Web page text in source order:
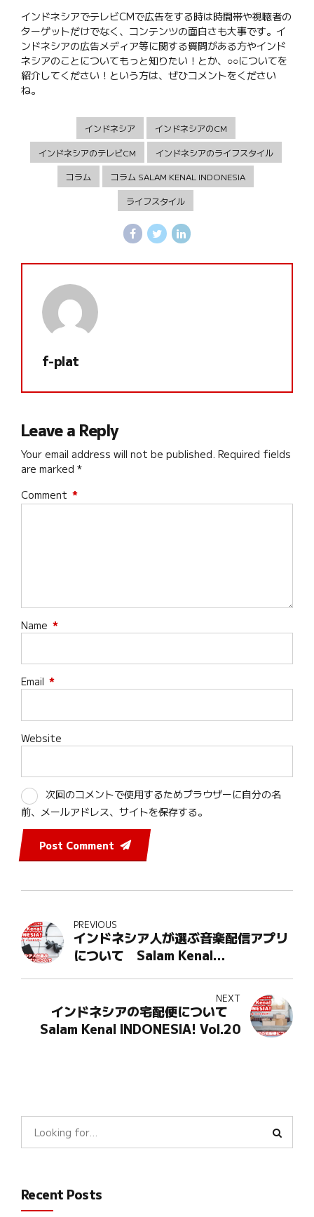
インドネシアでテレビCMで広告をする時は時間帯や視聴者の
ターゲットだけでなく、コンテンツの面白さも大事です。イ
ンドネシアの広告メディア等に関する質問がある方やインド
ネシアのことについてもっと知りたい！とか、○○についてを
紹介してください！という方は、ぜひコメントをください
ね。
インドネシア インドネシアのCM
インドネシアのテレビCM インドネシアのライフスタイル
コラム コラム SALAM KENAL INDONESIA
ライフスタイル
f-plat
Leave a Reply
Your email address will not be published. Required fields
are marked *
Comment *
Name *
Email *
Website
次回のコメントで使用するためブラウザーに自分の名
前、メールアドレス、サイトを保存する。
Post Comment
PREVIOUS
インドネシア人が選ぶ音楽配信アプリ
について Salam Kenal
NEXT
インドネシアの宅配便について
Salam Kenal INDONESIA! Vol.20
Recent Posts